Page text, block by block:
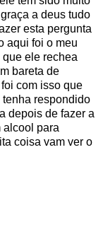
a deus tudo
esta pergunta
aqui foi o meu
ele rechea
bareta de
com isso que
respondido
depois de fazer a
alcool para
coisa vam ver o